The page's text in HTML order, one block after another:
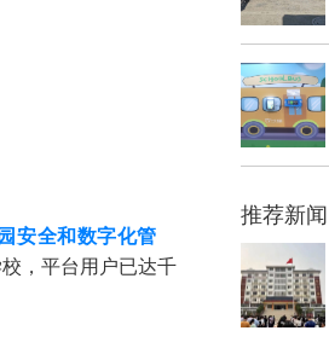
安全和数字化管
，平台用户已达千
推荐新闻